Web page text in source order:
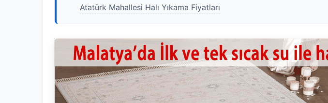
Atatürk Mahallesi Halı Yıkama Fiyatları